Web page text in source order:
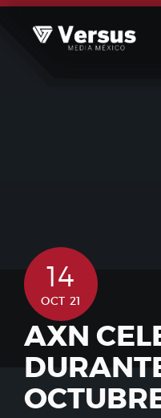
Skip
14
OCT 21
AXN